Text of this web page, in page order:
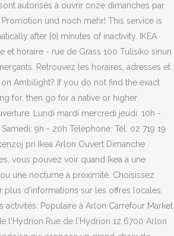
autorisés à ouvrir onze dimanches par
Promotion und noch mehr! This service is
after {0} minutes of inactivity. IKEA
et horaire - rue de Grass 100 Tulisiko sinun
Retrouvez les horaires, adresses et
Ambilight? If you do not find the exact
for, then go for a native or higher
Lundi mardi mercredi jeudi: 10h -
9h - 20h Téléphone: Tél: 02 719 19
pri Ikea Arlon Ouvert Dimanche
vous pouvez voir quand Ikea a une
une nocturne à proximité. Choisissez
plus d'informations sur les offres locales,
activités. Populaire à Arlon Carrefour Market
l'Hydrion Rue de l'Hydrion 12 6700 Arlon